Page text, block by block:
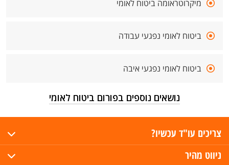
מיקרוטראומה ביטוח לאומי
ביטוח לאומי נפגעי עבודה
ביטוח לאומי נפגעי איבה
נושאים נוספים בפורום ביטוח לאומי
צריכים עו"ד עכשיו?
ניווט מהיר